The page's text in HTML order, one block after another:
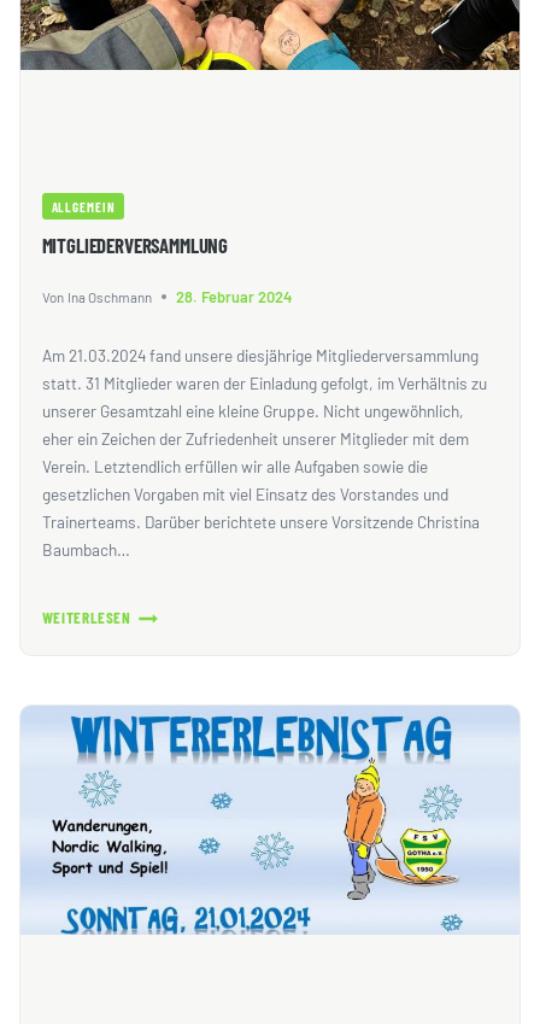
ALLGEMEIN
MITGLIEDERVERSAMMLUNG
Von Ina Oschmann 28. Februar 2024
Am 21.03.2024 fand unsere diesjährige Mitgliederversammlung
statt. 31 Mitglieder waren der Einladung gefolgt, im Verhältnis zu
unserer Gesamtzahl eine kleine Gruppe. Nicht ungewöhnlich,
eher ein Zeichen der Zufriedenheit unserer Mitglieder mit dem
Verein. Letztendlich erfüllen wir alle Aufgaben sowie die
gesetzlichen Vorgaben mit viel Einsatz des Vorstandes und
Trainerteams. Darüber berichtete unsere Vorsitzende Christina
Baumbach…
WEITERLESEN
MITGLIEDERVERSAMMLUNG